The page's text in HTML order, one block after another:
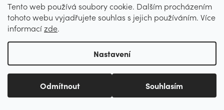
Tento web používá soubory cookie. Dalším procházením
tohoto webu vyjadřujete souhlas s jejich používáním. Více
informacízde.
Nastavení
Odmítnout Souhlasím